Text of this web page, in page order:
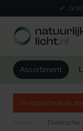
Assortiment
In verband met de
Home Elektrische